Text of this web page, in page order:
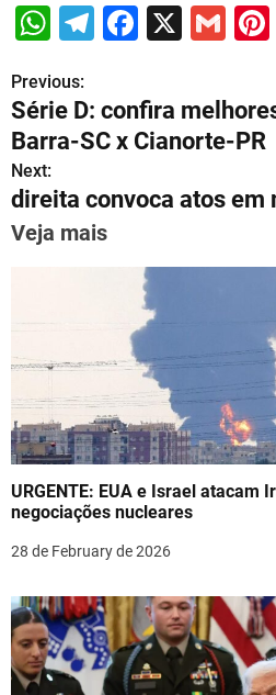
W
at
s
A
p
p
T
gr
a
m
F
c
e
b
o
k
X
G
ai
l
P
o
s
t
g
a
t
i
o
n
Previous:
Série D: confira
Barra-SC x Cianorte-PR
Next:
direita convoca atos em
Veja mais
URGENTE: EUA e Israel atacam
negociações nucleares
28 de February de 2026